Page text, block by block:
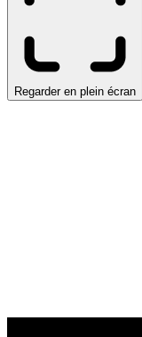
Regarder en plein écran